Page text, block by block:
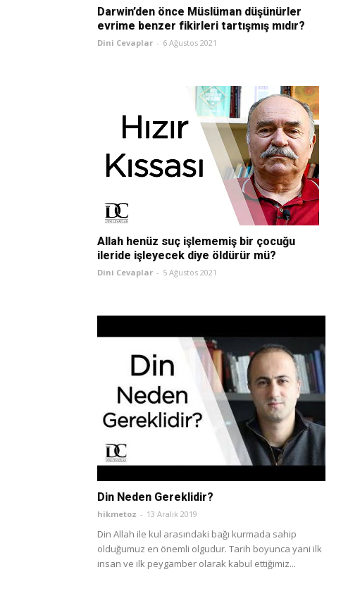
Darwin’den önce Müslüman düşünürler
evrime benzer fikirleri tartışmış mıdır?
Dini Cevaplar - 6 Ağustos 2021
Allah henüz suç işlememiş bir çocuğu
ileride işleyecek diye öldürür mü?
Dini Cevaplar - 5 Ağustos 2021
Din Neden Gereklidir?
hikmetoz - 13 Aralık 2019
Din Allah ile kul arasındaki bağı kurmada sahip
olduğumuz en önemli olgudur. Tarih boyunca yani ilk
insan ve ilk peygamber olarak kabul ettiğimiz...